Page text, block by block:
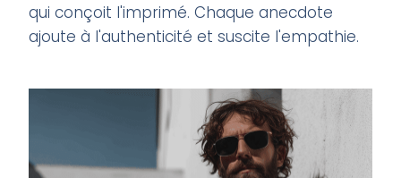
qui conçoit l'imprimé. Chaque anecdote
ajoute à l'authenticité et suscite l'empathie.